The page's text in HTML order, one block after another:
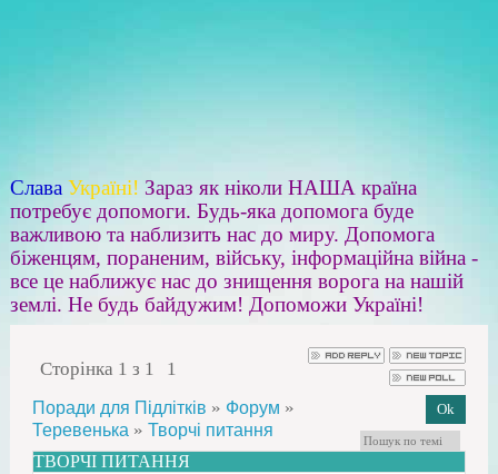
Слава Україні! Зараз як ніколи НАША країна
потребує допомоги. Будь-яка допомога буде
важливою та наблизить нас до миру. Допомога
біженцям, пораненим, війську, інформаційна війна -
все це наближує нас до знищення ворога на нашій
землі. Не будь байдужим! Допоможи Україні!
Сторінка 1 з 1 1
Поради для Підлітків » Форум »
Теревенька » Творчі питання
ТВОРЧІ ПИТАННЯ